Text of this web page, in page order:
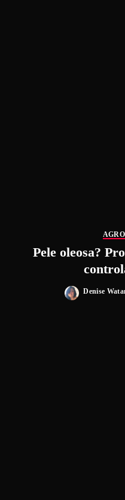
Pele oleosa?
Denise